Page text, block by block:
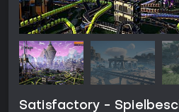
Satisfactory -